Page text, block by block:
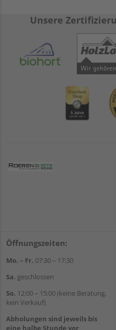
Unsere
Öffnungszeiten:
Mo. – Fr. 07:30 – 17:30
Sa. geschlossen
So. 12:00 – 15:00 (keine Beratung,
kein Verkauf)
Abholungen sind jeweils bis
eine halbe Stunde vor